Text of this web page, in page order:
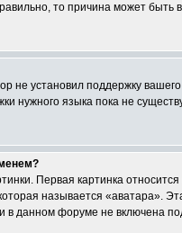
то причина может
не установил поддержку
нужного языка пока не
Первая картинка
называется «аватара».
в данном форуме не включена